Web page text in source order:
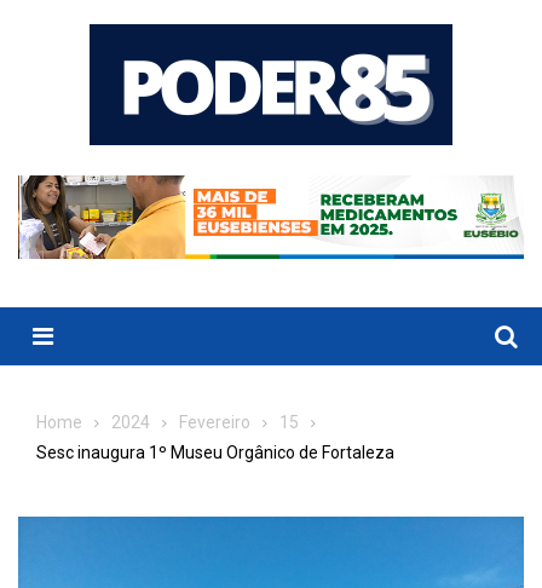
Menu
Home 2024 Fevereiro
15
Sesc inaugura 1º Museu Orgânico de Fortaleza